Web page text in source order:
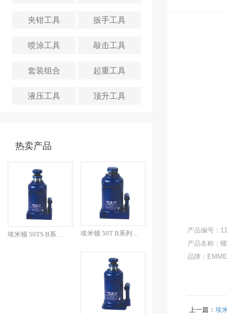
夹钳工具 扳手工具
喷涂工具 敲击工具
套装组合 起重工具
液压工具 顶升工具
热卖产品
埃米顿 50TS B系列焊...
产品编号：
产品名称：
品牌：
上一篇： 埃